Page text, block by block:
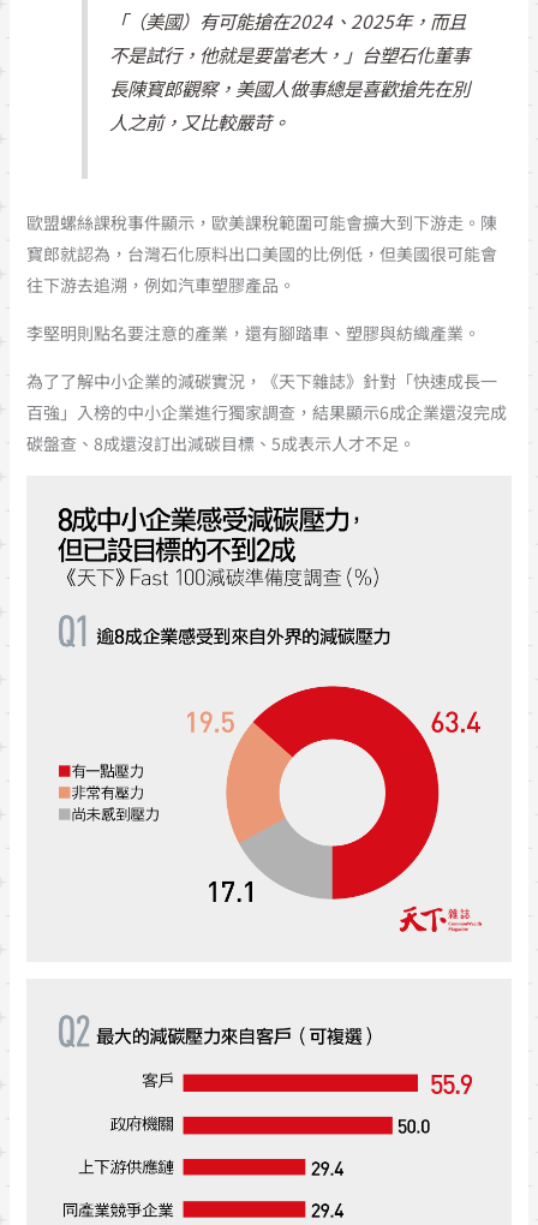
「（美國）有可能搶在2024、2025年，而且
不是試行，他就是要當老大，」台塑石化董事
長陳寳郎觀察，美國人做事總是喜歡搶先在別
人之前，又比較嚴苛。
歐盟螺絲課稅事件顯示，歐美課稅範圍可能會擴大到下游走。陳
寳郎就認為，台灣石化原料出口美國的比例低，但美國很可能會
往下游去追溯，例如汽車塑膠產品。
李堅明則點名要注意的產業，還有腳踏車、塑膠與紡織產業。
為了了解中小企業的減碳實況，《天下雜誌》針對「快速成長一
百強」入榜的中小企業進行獨家調查，結果顯示6成企業還沒完成
碳盤查、8成還沒訂出減碳目標、5成表示人才不足。